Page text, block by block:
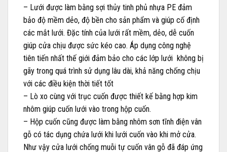
– Lưới được làm bằng sợi thủy tinh phủ nhựa PE đảm
bảo độ mềm dẻo, độ bền cho sản phẩm và giúp cố định
các mắt lưới. Đặc tính của lưới rất mềm, dẻo, dễ cuốn
giúp cửa chịu được sức kéo cao. Áp dụng công nghệ
tiên tiến nhất thế giới đảm bảo cho các lớp lưới không bị
gãy trong quá trình sử dụng lâu dài, khả năng chống chịu
với các điều kiện thời tiết tốt
– Lò xo cùng với trục cuốn được thiết kế bằng hợp kim
nhôm giúp cuốn lưới vào trong hộp cuốn.
– Hộp cuốn cũng được làm bằng nhôm sơn tĩnh điện vân
gỗ có tác dụng chứa lưới khi lưới cuốn vào khi mở cửa.
Như vậy cửa lưới chống muỗi tự cuốn vân gỗ đã đáp ứng